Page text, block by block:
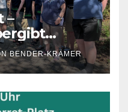
–
BENDER-KRÄMER